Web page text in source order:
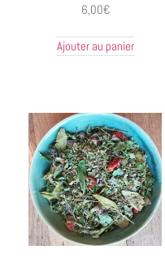
6,00€
Ajouter au panier